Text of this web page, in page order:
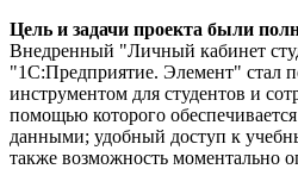
Цель и задачи проекта были
Внедренный "Личный кабинет
"1С:Предприятие. Элемент" стал
инструментом для студентов и
помощью которого
данными; удобный доступ к
также возможность моментально